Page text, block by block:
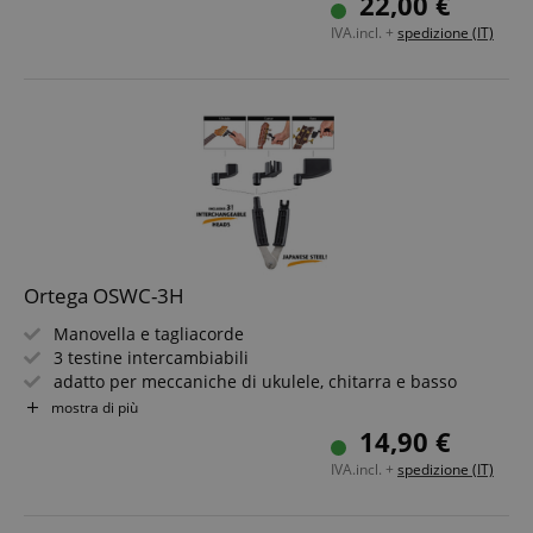
IVA.incl. + spedizione (IT)
Ortega OSWC-3H
Manovella e tagliacorde
3 testine intercambiabili
adatto per meccaniche di ukulele, chitarra e basso
estrattore per ponticelli
mostra di più
14,90 €
IVA.incl. + spedizione (IT)
CrossDomainCookieScriptConsent_389
.crossdomain.cookie-
script.com
sid
Google Privacy Policy